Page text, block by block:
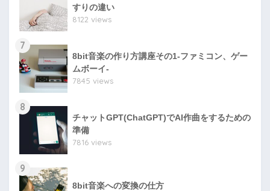
すりの違い
8122 views
7
8bit音楽の作り方講座その1-ファミコン、ゲー
ムボーイ-
7845 views
8
チャットGPT(ChatGPT)でAI作曲をするための
準備
7816 views
9
8bit音楽への変換の仕方